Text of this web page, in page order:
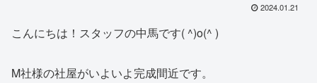
2024.01.21
こんにちは！スタッフの中馬です( ^)o(^ )
M社様の社屋がいよいよ完成間近です。